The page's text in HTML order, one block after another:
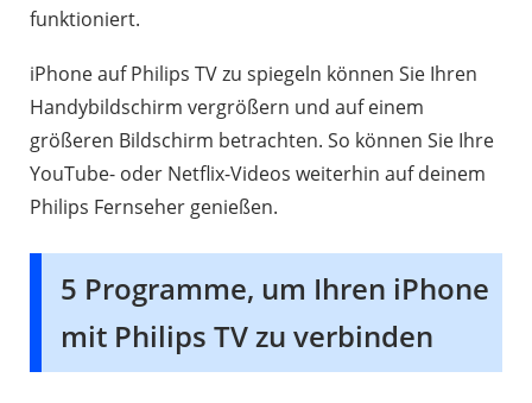
funktioniert.
iPhone auf Philips TV zu spiegeln können Sie Ihren
Handybildschirm vergrößern und auf einem
größeren Bildschirm betrachten. So können Sie Ihre
YouTube- oder Netflix-Videos weiterhin auf deinem
Philips Fernseher genießen.
5 Programme, um Ihren iPhone
mit Philips TV zu verbinden